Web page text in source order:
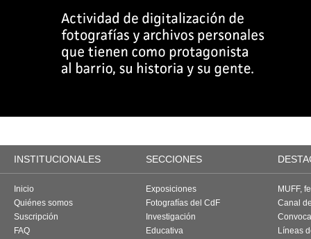
INSTITUCIONALES SECCIONES
Inicio
Quiénes somos
Suscripción
FAQ
Exposiciones
Fotografías del CdF
Investigación
Educativa
MUFF,
Canal
Líneas